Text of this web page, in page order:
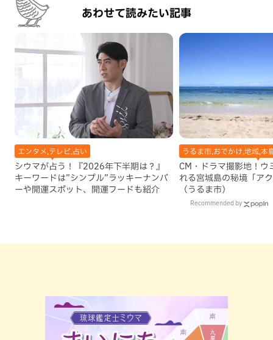
あわせて読みたい記事
エンタメ,テレビ,占い
シウマが占う！『2026年下半期は？』
キーワードは”シンプル”ラッキーナンバ
ーや開運スポット、開運フードも紹介
うるま市,おでかけ,地域,本
CM・ドラマ撮影地！ウ
れる宮城島の秘境「ア
（うるま市）
Recommended by